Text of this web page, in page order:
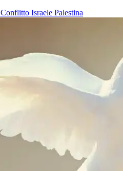
Conflitto Israele Palestina